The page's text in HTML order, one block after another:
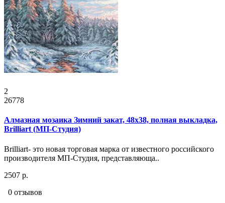
2
26778
Алмазная мозаика Зимний закат, 48x38, полная выкладка,
Brilliart (МП-Студия)
Brilliart- это новая торговая марка от известного российского
производителя МП-Студия, представляюща..
2507 р.
0 отзывов